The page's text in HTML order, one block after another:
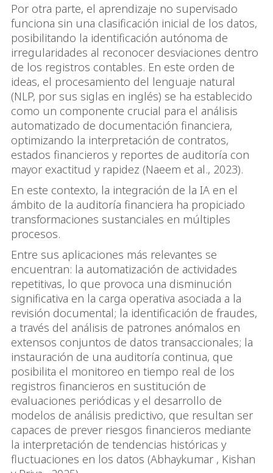
Por otra parte, el aprendizaje no supervisado
funciona sin una clasificación inicial de los datos,
posibilitando la identificación autónoma de
irregularidades al reconocer desviaciones dentro
de los registros contables. En este orden de
ideas, el procesamiento del lenguaje natural
(NLP, por sus siglas en inglés) se ha establecido
como un componente crucial para el análisis
automatizado de documentación financiera,
optimizando la interpretación de contratos,
estados financieros y reportes de auditoría con
mayor exactitud y rapidez (Naeem et al., 2023).
En este contexto, la integración de la IA en el
ámbito de la auditoría financiera ha propiciado
transformaciones sustanciales en múltiples
procesos.
Entre sus aplicaciones más relevantes se
encuentran: la automatización de actividades
repetitivas, lo que provoca una disminución
significativa en la carga operativa asociada a la
revisión documental; la identificación de fraudes,
a través del análisis de patrones anómalos en
extensos conjuntos de datos transaccionales; la
instauración de una auditoría continua, que
posibilita el monitoreo en tiempo real de los
registros financieros en sustitución de
evaluaciones periódicas y el desarrollo de
modelos de análisis predictivo, que resultan ser
capaces de prever riesgos financieros mediante
la interpretación de tendencias históricas y
fluctuaciones en los datos (Abhaykumar , Kishan